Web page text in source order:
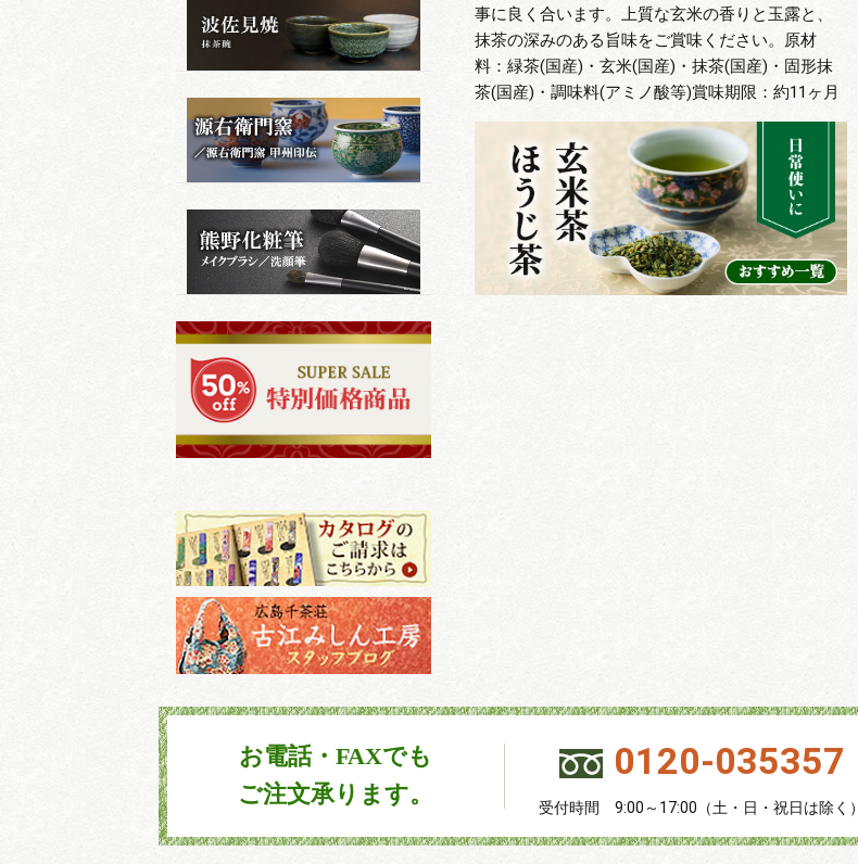
事に良く合います。上質な玄米の香りと玉露と、
抹茶の深みのある旨味をご賞味ください。原材
料：緑茶(国産)・玄米(国産)・抹茶(国産)・固形抹
茶(国産)・調味料(アミノ酸等)賞味期限：約11ヶ月
お電話・FAXでも
ご注文承ります。
0120-035357
受付時間 9:00～17:00（土・日・祝日は除く）